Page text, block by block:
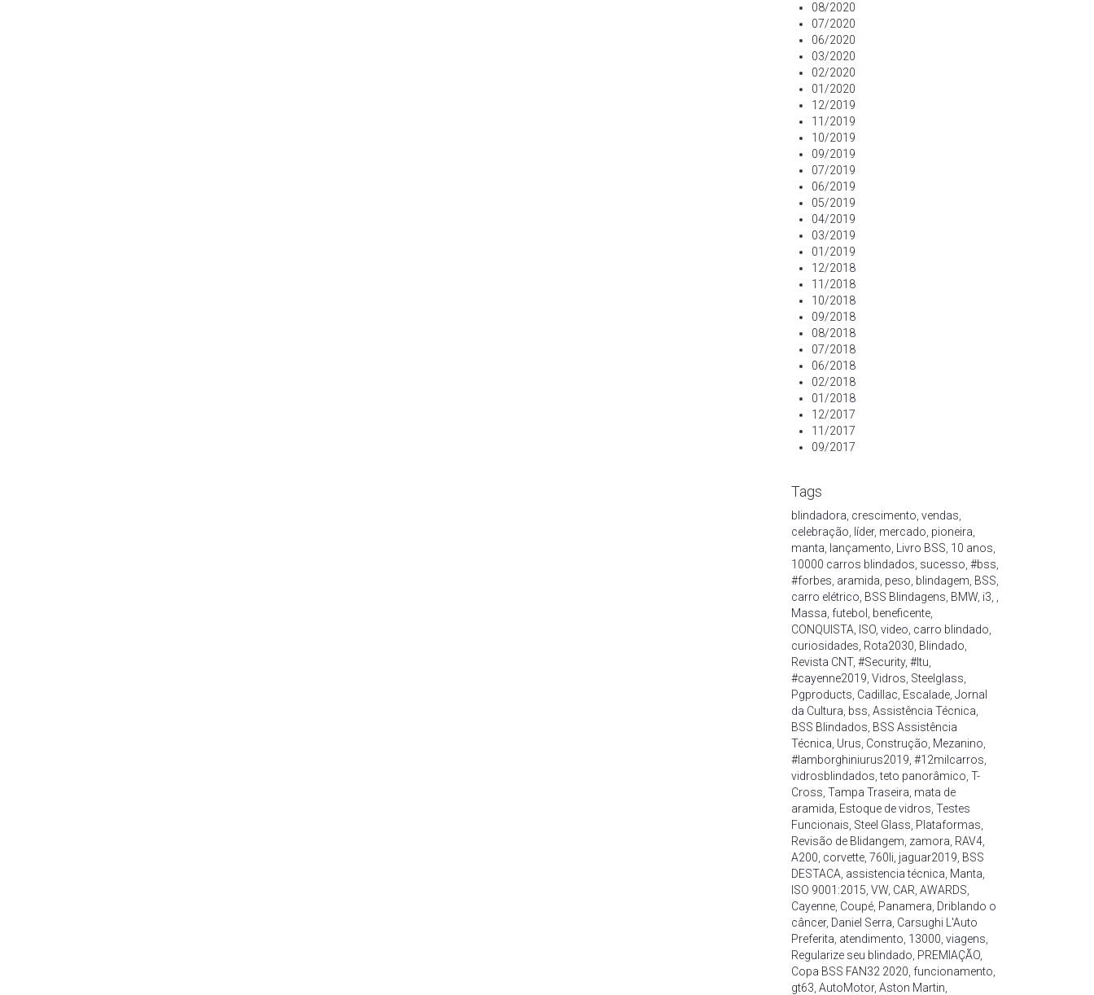
08/2020
07/2020
06/2020
03/2020
02/2020
01/2020
12/2019
11/2019
10/2019
09/2019
07/2019
06/2019
05/2019
04/2019
03/2019
01/2019
12/2018
11/2018
10/2018
09/2018
08/2018
07/2018
06/2018
02/2018
01/2018
12/2017
11/2017
09/2017
Tags
blindadora crescimento vendas
celebração
líder, mercado pioneira
manta
lançamento Livro BSS 10 anos
10000 carros blindados sucesso #bss
#forbes aramida peso blindagem BSS
carro elétrico BSS Blindagens BMW i3
Massa futebol beneficente
CONQUISTA
ISO video carro blindado
curiosidades Rota2030 Blindado
Revista CNT, #Security, #Itu
#cayenne2019 Vidros Steelglass
Pgproducts Cadillac Escalade Jornal
da Cultura bss Assistência Técnica
BSS Blindados BSS Assistência
Técnica Urus Construção Mezanino
#lamborghiniurus2019 #12milcarros
vidrosblindados ,teto panorâmico T-
Cross Tampa Traseira mata de
aramida Estoque de vidros Testes
Funcionais Steel Glass Plataformas
Revisão de Blidangem zamora RAV4
A200 corvette 760li jaguar2019 BSS
DESTACA assistencia técnica Manta
ISO 9001:2015 VW CAR AWARDS
Cayenne Coupé Panamera Driblando o
câncer, Daniel Serra Carsughi L'Auto
Preferita atendimento 13000 viagens
Regularize seu blindado PREMIAÇÃO
Copa BSS FAN32 2020 funcionamento
gt63 AutoMotor, Aston Martin